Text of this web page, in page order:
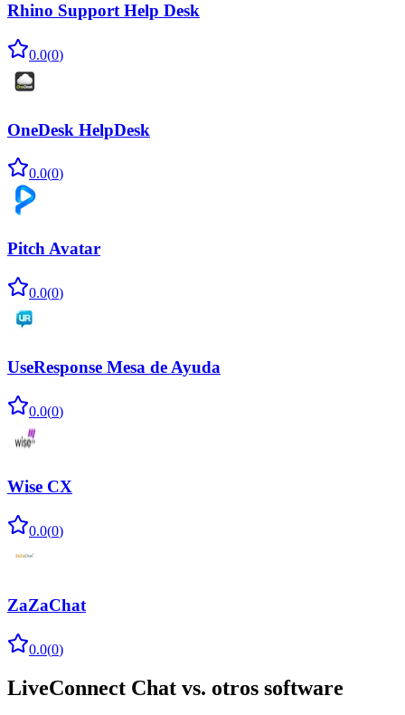
Rhino Support Help Desk
0.0(0)
OneDesk HelpDesk
0.0(0)
Pitch Avatar
0.0(0)
UseResponse Mesa de Ayuda
0.0(0)
Wise CX
0.0(0)
ZaZaChat
0.0(0)
LiveConnect Chat vs. otros software